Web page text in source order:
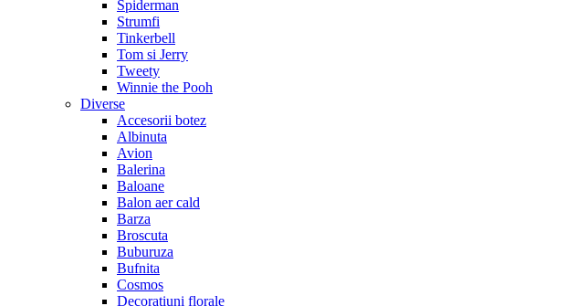
Spiderman
Strumfi
Tinkerbell
Tom si Jerry
Tweety
Winnie the Pooh
Diverse
Accesorii botez
Albinuta
Avion
Balerina
Baloane
Balon aer cald
Barza
Broscuta
Buburuza
Bufnita
Cosmos
Decoratiuni florale